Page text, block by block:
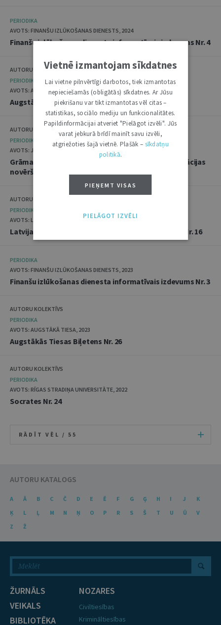
PERIODIKA
AVOTS: FINANŠU IZLŪKOŠANAS DIENESTS, 2024
Finanšu izlūkošanas dienesta informatīvais izdevums Nr. 4
AUTORU KOLEKTĪVS
PERIODIKA
AVOTS: AUGSTĀKĀ TIESA, 2023
Augstākās Tiesas Biļetens Nr. 27
AUTORU KOLEKTĪVS
PERIODIKA
AVOTS: JURISTA VĀRDS, 2023
Grāmatžurnāls "Noziedzīgi iegūtas mantas legalizācijas
novēršana: normatīvās un praktiskās aktualitātes"
AUTORU KOLEKTĪVS
PERIODIKA
AVOTS: LU AKADĒMISKAIS APGĀDS, 2023
Latvijas Universitātes Žurnāls “Juridiskā zinātne” Nr. 16
PERIODIKA
AVOTS: FINANŠU IZLŪKOŠANAS DIENESTS, 2023
Finanšu izlūkošanas dienesta informatīvais izdevums Nr. 3
AUTORU KOLEKTĪVS
PERIODIKA
AVOTS: AUGSTĀKĀ TIESA, 2023
Augstākās Tiesas Biļetens Nr. 26
AUTORU KOLEKTĪVS
PERIODIKA
AVOTS: RĪGAS STRADIŅA UNIVERSITĀTE, 2022
Socrates Nr. 24
RĀDĪT VĒL / 55
AUTORU KATALOGS
A Ā B C Č D E Ē F G Ģ H I J
K
Ķ
L Ļ M N Ņ O P R S Š T U Ū
V
Z
Ž
ŽURNĀLS
VEIKALS
BIBLIOTĒKA
NOZARES
Civiltiesības
Krimināltiesības
Vietnē izmantojam sīkdatnes
Lai vietne pilnvērtīgi darbotos, tiek izmantotas
nepieciešamās (obligātās) sīkdatnes. Ar Jūsu
piekrišanu var tikt izmantotas vēl citas –
statistikas, sociālo mediju un funkcionalitātes.
Papildinformācijai atveriet "Pielāgot izvēli". Jūs
varat jebkurā brīdī mainīt savu izvēli,
atgriežoties šajā vietnē. Plašāk – sīkdatņu
politikā.
PIEŅEMT VISAS
PIELĀGOT IZVĒLI